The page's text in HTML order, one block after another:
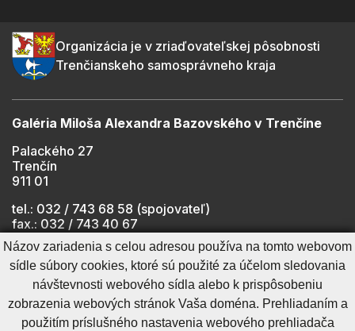
Organizácia je v zriaďovateľskej pôsobnosti
Trenčianskeho samosprávneho kraja
Galéria Miloša Alexandra Bazovského v Trenčíne
Palackého 27
Trenčín
911 01
tel.: 032 / 743 68 58 (spojovateľ)
fax.: 032 / 743 40 67
e-mail:
info@gmab.sk
Cookies nastavenie
Ochrana osobných údajov
Cookies - viac informácií
Vyhlásenie o prístupnosti
Technický prevádzkovateľ
Správca obsahu
Názov zariadenia s celou adresou používa na tomto webovom
sídle súbory cookies, ktoré sú použité za účelom sledovania
návštevnosti webového sídla alebo k prispôsobeniu
zobrazenia webových stránok Vaša doména. Prehliadaním a
použitím príslušného nastavenia webového prehliadača